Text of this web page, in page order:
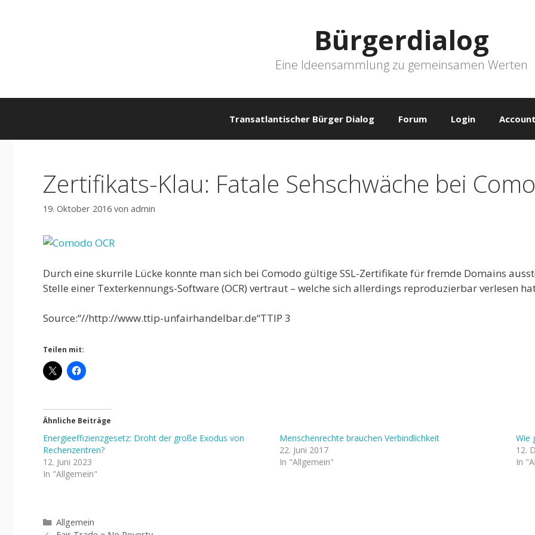
Bürgerdialog
Eine Ideensammlung zu gemeinsamen Werten
Transatlantischer Bürger Dialog Forum Login
Zertifikats-Klau: Fatale Sehschwäche bei
19. Oktober 2016 von admin
Durch eine skurrile Lücke konnte man sich bei Comodo gültige SSL-Zertifikate für fremde Domains
Stelle einer Texterkennungs-Software (OCR) vertraut – welche sich allerdings reproduzierbar verlesen
Source:“//http://www.ttip-unfairhandelbar.de“TTIP 3
Teilen mit:
Ähnliche Beiträge
Energieeffizienzgesetz: Droht der große Exodus von
Rechenzentren?
12. Juni 2023
In "Allgemein"
Menschenrechte brauchen Verbindlichkeit
22. Juni 2017
In "Allgemein"
Wie
12.
In
Kategorien
Allgemein